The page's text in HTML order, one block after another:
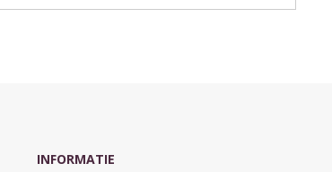
INFORMATIE